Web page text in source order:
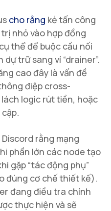
cho rằng kẻ tấn công
nhỏ vào hợp đồng
thể để buộc cầu nối
trữ sang ví “drainer”.
cao đây là vấn đề
điệp cross-
logic rút tiền, hoặc
rằng mạng
phần lớn các node tạo
gặp “tác động phụ”
đúng cơ chế thiết kế).
đang điều tra chính
thực hiện và sẽ